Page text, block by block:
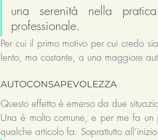
una serenità nella
professionale.
Per cui il primo motivo per cui credo
lento, ma costante, a una maggiore
AUTOCONSAPEVOLEZZA
Questo effetto è emerso da due
Una è molto comune, e per me fa un
qualche articolo fa. Soprattutto